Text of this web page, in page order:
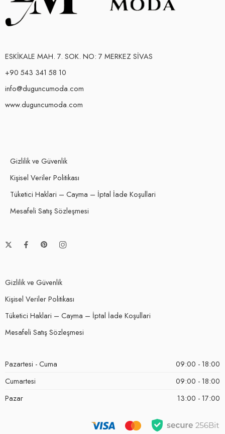
ESKİKALE MAH. 7. SOK. NO: 7 MERKEZ SİVAS
+90 543 341 58 10
info@duguncumoda.com
www.duguncumoda.com
Gizlilik ve Güvenlik
Kişisel Veriler Politikası
Tüketici Haklari – Cayma – İptal İade Koşullari
Mesafeli Satış Sözleşmesi
Gizlilik ve Güvenlik
Kişisel Veriler Politikası
Tüketici Haklari – Cayma – İptal İade Koşullari
Mesafeli Satış Sözleşmesi
Pazartesi - Cuma
09:00 - 18:00
Cumartesi
09:00 - 18:00
Pazar
13:00 - 17:00